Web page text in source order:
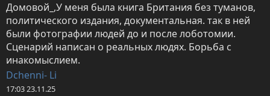
Домовой_,У меня была книга Британия без туманов,
политического издания, документальная. так в ней
были фотографии людей до и после лоботомии.
Сценарий написан о реальных людях. Борьба с
инакомыслием.
Dchenni- Li
17:03 23.11.25